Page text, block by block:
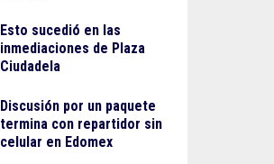
Esto sucedió en las
inmediaciones de Plaza
Ciudadela
Discusión por un paquete
termina con repartidor sin
celular en Edomex